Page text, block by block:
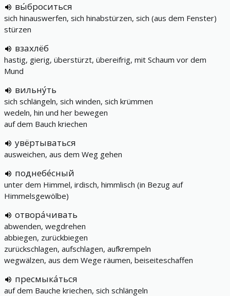
вы́броситься
sich hinauswerfen, sich hinabstürzen, sich (aus dem Fenster)
stürzen
взахлёб
hastig, gierig, überstürzt, übereifrig, mit Schaum vor dem
Mund
вильну́ть
sich schlängeln, sich winden, sich krümmen
wedeln, hin und her bewegen
auf dem Bauch kriechen
увёртываться
ausweichen, aus dem Weg gehen
поднебе́сный
unter dem Himmel, irdisch, himmlisch (in Bezug auf
Himmelsgewölbe)
отвора́чивать
abwenden, wegdrehen
abbiegen, zurückbiegen
zurückschlagen, aufschlagen, aufkrempeln
wegwälzen, aus dem Wege räumen, beiseiteschaffen
пресмыка́ться
auf dem Bauche kriechen, sich schlängeln